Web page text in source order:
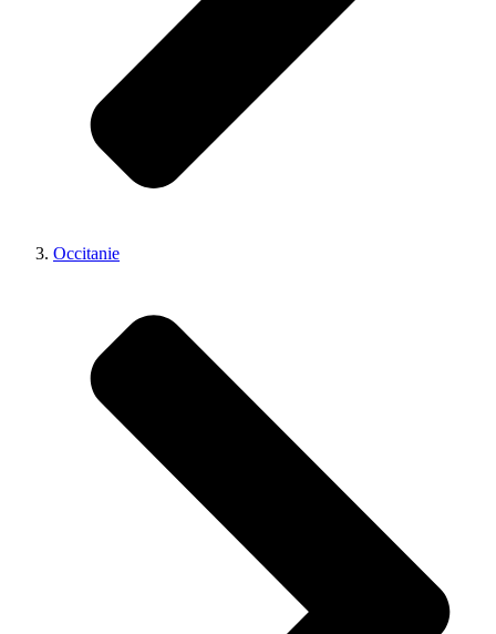
Occitanie